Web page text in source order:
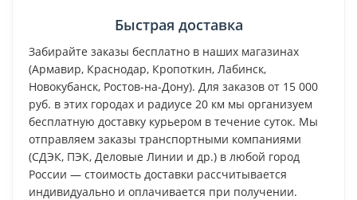
Быстрая доставка
Забирайте заказы бесплатно в наших магазинах
(Армавир, Краснодар, Кропоткин, Лабинск,
Новокубанск, Ростов-на-Дону). Для заказов от 15 000
руб. в этих городах и радиусе 20 км мы организуем
бесплатную доставку курьером в течение суток. Мы
отправляем заказы транспортными компаниями
(СДЭК, ПЭК, Деловые Линии и др.) в любой город
России — стоимость доставки рассчитывается
индивидуально и оплачивается при получении.